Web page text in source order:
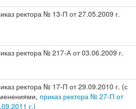
ректора № 13-П от 27.05.2009 г.
ректора № 217-А от 03.06.2009 г.
ректора № 17-П от 29.09.2010 г. (с
приказ ректора № 27-П от
г.)